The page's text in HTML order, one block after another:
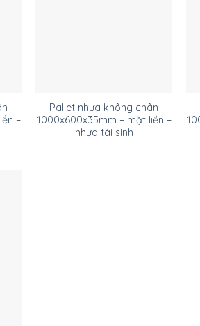
–
Pallet nhựa không chân
1000x600x35mm – mặt liền –
nhựa tái sinh